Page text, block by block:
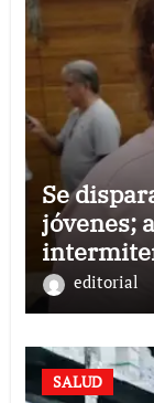
Se
jóvenes;
editorial
SALUD